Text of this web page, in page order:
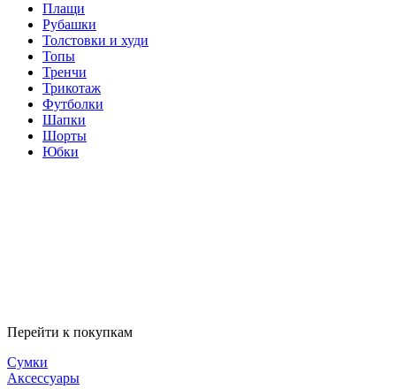
Плащи
Рубашки
Толстовки и худи
Топы
Тренчи
Трикотаж
Футболки
Шапки
Шорты
Юбки
Перейти к покупкам
Сумки
Аксессуары